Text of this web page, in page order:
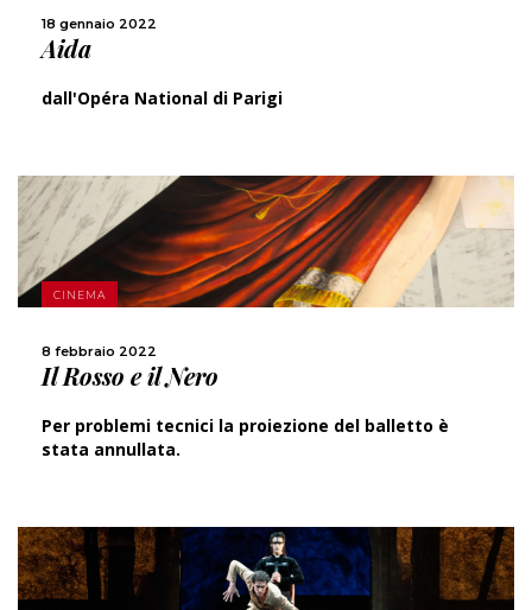
18 gennaio 2022
Aida
dall'Opéra National di Parigi
CINEMA
8 febbraio 2022
Il Rosso e il Nero
Per problemi tecnici la proiezione del balletto è
stata annullata.
SCOPRI DI PIÙ